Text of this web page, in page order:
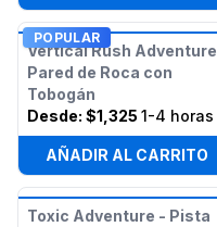
POPULAR
Vertical Rush Adventure
Pared de Roca con
Tobogán
Desde: $1,325 1-4 horas
AÑADIR AL CARRITO
Toxic Adventure - Pista